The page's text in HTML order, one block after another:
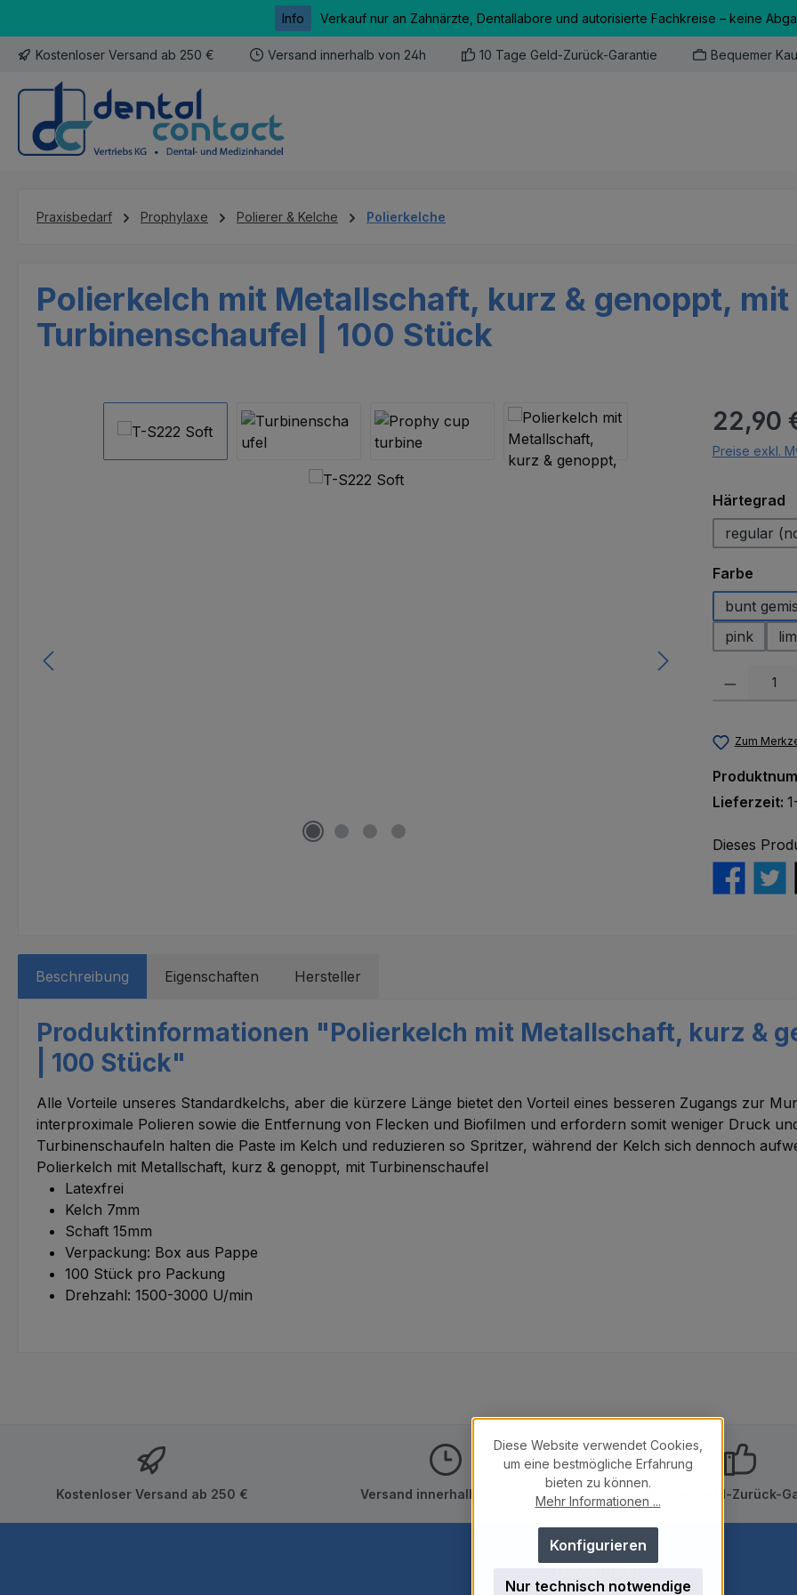
Info Verkauf nur an Zahnärzte, Dentallabore und autorisierte Fachkreise – keine
Kostenloser Versand ab 250 € Versand innerhalb von 24h 10 Tage Geld-Zurück-Garantie Bequemer
Praxisbedarf Prophylaxe Polierer & Kelche Polierkelche
Polierkelch mit Metallschaft, kurz & genoppt, mit
Turbinenschaufel | 100 Stück
Regulärer
22,90
Preise exkl.
Härtegrad
regular
Farbe
bunt
pink
Produkt
Zum
Lieferzeit:
Dieses
Beschreibung Eigenschaften Hersteller
Produktinformationen "Polierkelch mit Metallschaft, kurz &
| 100 Stück"
Alle Vorteile unseres Standardkelchs, aber die kürzere Länge bietet den Vorteil eines besseren Zugangs zur
interproximale Polieren sowie die Entfernung von Flecken und Biofilmen und erfordern somit weniger Druck
Turbinenschaufeln halten die Paste im Kelch und reduzieren so Spritzer, während der Kelch sich dennoch
Polierkelch mit Metallschaft, kurz & genoppt, mit Turbinenschaufel
Latexfrei
Kelch 7mm
Schaft 15mm
Verpackung: Box aus Pappe
100 Stück pro Packung
Drehzahl: 1500-3000 U/min
Kostenloser Versand ab 250 € Versand innerhalb von 24h 10 Tage Geld-Zurück-
Diese Website verwendet Cookies,
um eine bestmögliche Erfahrung
bieten zu können.
Mehr Informationen ...
Nur technisch notwendige
Konfigurieren